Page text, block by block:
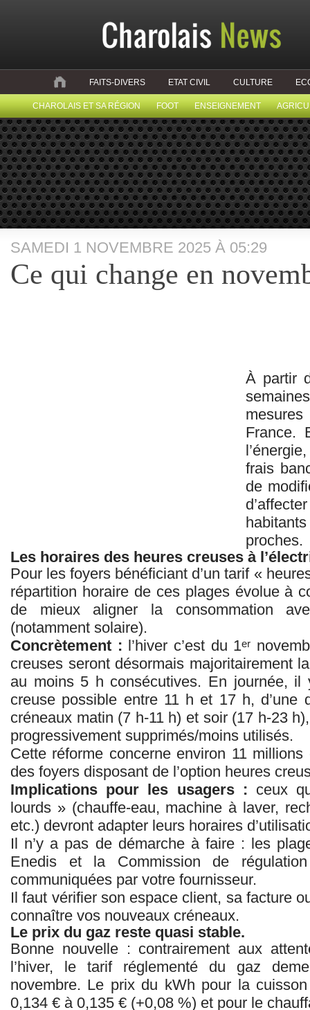
FAITS-DIVERS ETAT CIVIL CULTURE
CHAROLAIS ET SA RÉGION FOOT ENSEIGNEMENT
SAMEDI 1 NOVEMBRE 2025 À 05:29
Ce qui change en
À partir
France.
frais
de
proches.
Les horaires des heures creuses à
Pour les foyers bénéficiant d’un tarif «
répartition horaire de ces plages évolue à
de mieux aligner la consommation
(notamment solaire).
Concrètement : l’hiver c’est du 1ᵉʳ
creuses seront désormais majoritairement
au moins 5 h consécutives. En journée, il
creuse possible entre 11 h et 17 h, d’une
créneaux matin (7 h-11 h) et soir (17 h-23
progressivement supprimés/moins utilisés.
Cette réforme concerne environ 11
des foyers disposant de l’option heures
Implications pour les usagers : ceux
lourds » (chauffe-eau, machine à laver,
etc.) devront adapter leurs horaires
Il n’y a pas de démarche à faire : les
Enedis et la Commission de
communiquées par votre fournisseur.
Il faut vérifier son espace client, sa facture
connaître vos nouveaux créneaux.
Le prix du gaz reste quasi stable.
Bonne nouvelle : contrairement aux
l’hiver, le tarif réglementé du gaz
novembre. Le prix du kWh pour la
0,134 € à 0,135 € (+0,08 %) et pour le